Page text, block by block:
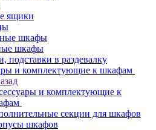
ящики
шкафы
шкафы
подставки в раздевалку
и комплектующие к шкафам
и комплектующие к
секции для шкафов
шкафов